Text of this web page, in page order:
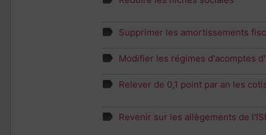
Supprimer les amortissements
Modifier les régimes d'acomptes
Relever de 0,1 point par an les
Revenir sur les allègements de